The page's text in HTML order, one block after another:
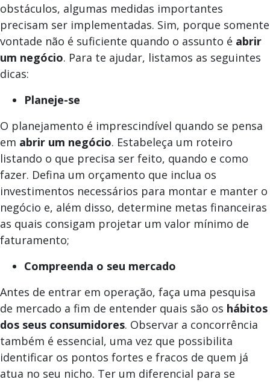
obstáculos, algumas medidas importantes
precisam ser implementadas. Sim, porque somente
vontade não é suficiente quando o assunto é abrir
um negócio. Para te ajudar, listamos as seguintes
dicas:
Planeje-se
O planejamento é imprescindível quando se pensa
em abrir um negócio. Estabeleça um roteiro
listando o que precisa ser feito, quando e como
fazer. Defina um orçamento que inclua os
investimentos necessários para montar e manter o
negócio e, além disso, determine metas financeiras
as quais consigam projetar um valor mínimo de
faturamento;
Compreenda o seu mercado
Antes de entrar em operação, faça uma pesquisa
de mercado a fim de entender quais são os hábitos
dos seus consumidores. Observar a concorrência
também é essencial, uma vez que possibilita
identificar os pontos fortes e fracos de quem já
atua no seu nicho. Ter um diferencial para se